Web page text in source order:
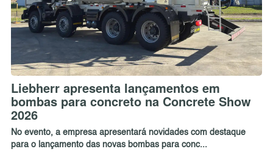
Liebherr apresenta lançamentos em
bombas para concreto na Concrete Show
2026
No evento, a empresa apresentará novidades com destaque
para o lançamento das novas bombas para conc...